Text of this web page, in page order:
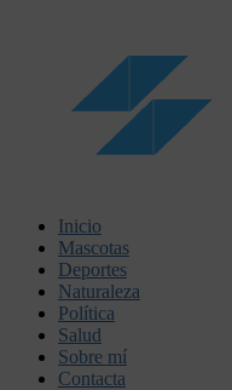
dnaservic.es
Inicio
Mascotas
Deportes
Naturaleza
Política
Salud
Sobre mí
Contacta